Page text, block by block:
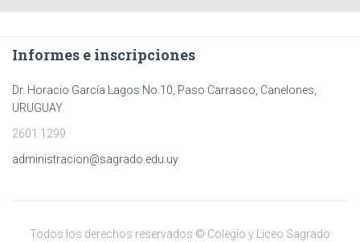
Informes e inscripciones
Dr. Horacio García Lagos No.10, Paso Carrasco, Canelones,
URUGUAY
2601 1299
administracion@sagrado.edu.uy
Todos los derechos reservados © Colegio y Liceo Sagrado